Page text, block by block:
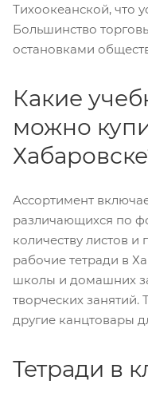
Тихоокеанской, что
Большинство
остановками
Какие
можно
Ассортимент
различающихся по
количеству листов и
рабочие тетради в
школы и домашних
творческих
другие канцтовары
Тетради в